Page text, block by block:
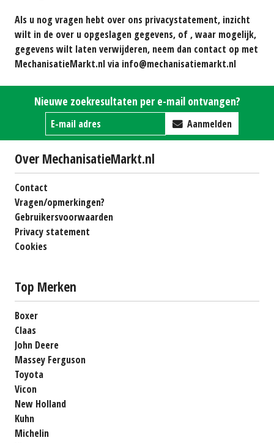
Als u nog vragen hebt over ons privacystatement, inzicht
wilt in de over u opgeslagen gegevens, of , waar mogelijk,
gegevens wilt laten verwijderen, neem dan contact op met
MechanisatieMarkt.nl via info@mechanisatiemarkt.nl
Nieuwe zoekresultaten per e-mail ontvangen?
Aanmelden
Over MechanisatieMarkt.nl
Contact
Vragen/opmerkingen?
Gebruikersvoorwaarden
Privacy statement
Cookies
Top Merken
Boxer
Claas
John Deere
Massey Ferguson
Toyota
Vicon
New Holland
Kuhn
Michelin